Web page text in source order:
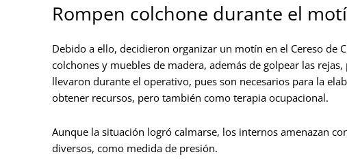
Rompen colchone durante el
Debido a ello, decidieron organizar un motín en el Cereso de
colchones y muebles de madera, además de golpear las
llevaron durante el operativo, pues son necesarios para la
obtener recursos, pero también como terapia ocupacional.
Aunque la situación logró calmarse, los internos amenazan
diversos, como medida de presión.